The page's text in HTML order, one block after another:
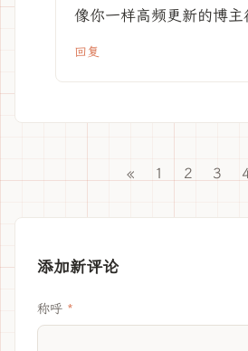
像你一样高频更新的博主
回复
« 1 2 3
添加新评论
称呼